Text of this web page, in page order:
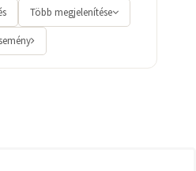
Több megjelenítése